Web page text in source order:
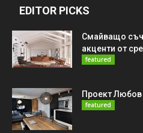
EDITOR PICKS
Смайващо
акценти от
featured
Проект Любов
featured